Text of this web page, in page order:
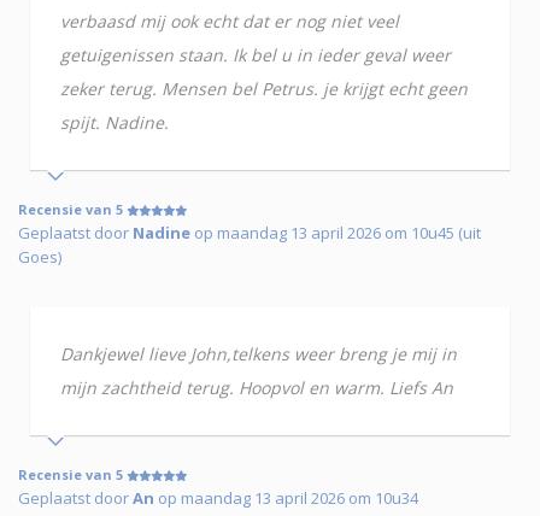
verbaasd mij ook echt dat er nog niet veel
getuigenissen staan. Ik bel u in ieder geval weer
zeker terug. Mensen bel Petrus. je krijgt echt geen
spijt. Nadine.
Recensie van 5
Geplaatst door Nadine op maandag 13 april 2026 om 10u45 (uit
Goes)
Dankjewel lieve John,telkens weer breng je mij in
mijn zachtheid terug. Hoopvol en warm. Liefs An
Recensie van 5
Geplaatst doorAn op maandag 13 april 2026 om 10u34